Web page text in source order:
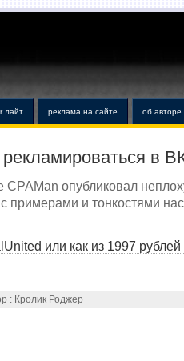
лайт реклама на сайте об авторе
в
CPAMan опубликовал
примерами и тонкостями
или как из 1997 рублей
: Кролик Роджер